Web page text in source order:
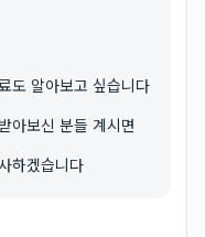
도 알아보고 싶습니다
아보신 분들 계시면
하겠습니다